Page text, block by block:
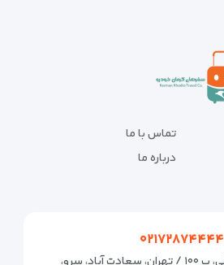
تماس با ما
درباره ما
۰۲۱۷۲۸۷۴۴۴۴
تهران، ولی عصر، عاطفی، پ ۱۰۰ / تهران، سعادت آباد، سرو،